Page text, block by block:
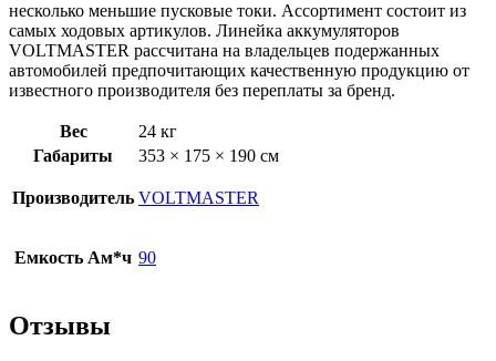
несколько меньшие пусковые токи. Ассортимент состоит из
самых ходовых артикулов. Линейка аккумуляторов
VOLTMASTER рассчитана на владельцев подержанных
автомобилей предпочитающих качественную продукцию от
известного производителя без переплаты за бренд.
Вес
24 кг
Габариты
353 × 175 × 190 см
Производитель VOLTMASTER
Емкость Ам*ч 90
Отзывы